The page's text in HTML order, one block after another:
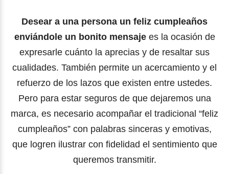
Desear a una persona un feliz cumpleaños
enviándole un bonito mensaje es la ocasión de
expresarle cuánto la aprecias y de resaltar sus
cualidades. También permite un acercamiento y el
refuerzo de los lazos que existen entre ustedes.
Pero para estar seguros de que dejaremos una
marca, es necesario acompañar el tradicional “feliz
cumpleaños” con palabras sinceras y emotivas,
que logren ilustrar con fidelidad el sentimiento que
queremos transmitir.